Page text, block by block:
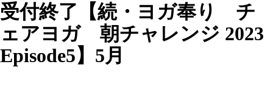
受付終了【続・ヨガ奉り チ
ェアヨガ 朝チャレンジ 2023
Episode5】5月